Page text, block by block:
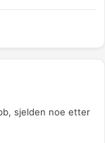
sjelden noe etter